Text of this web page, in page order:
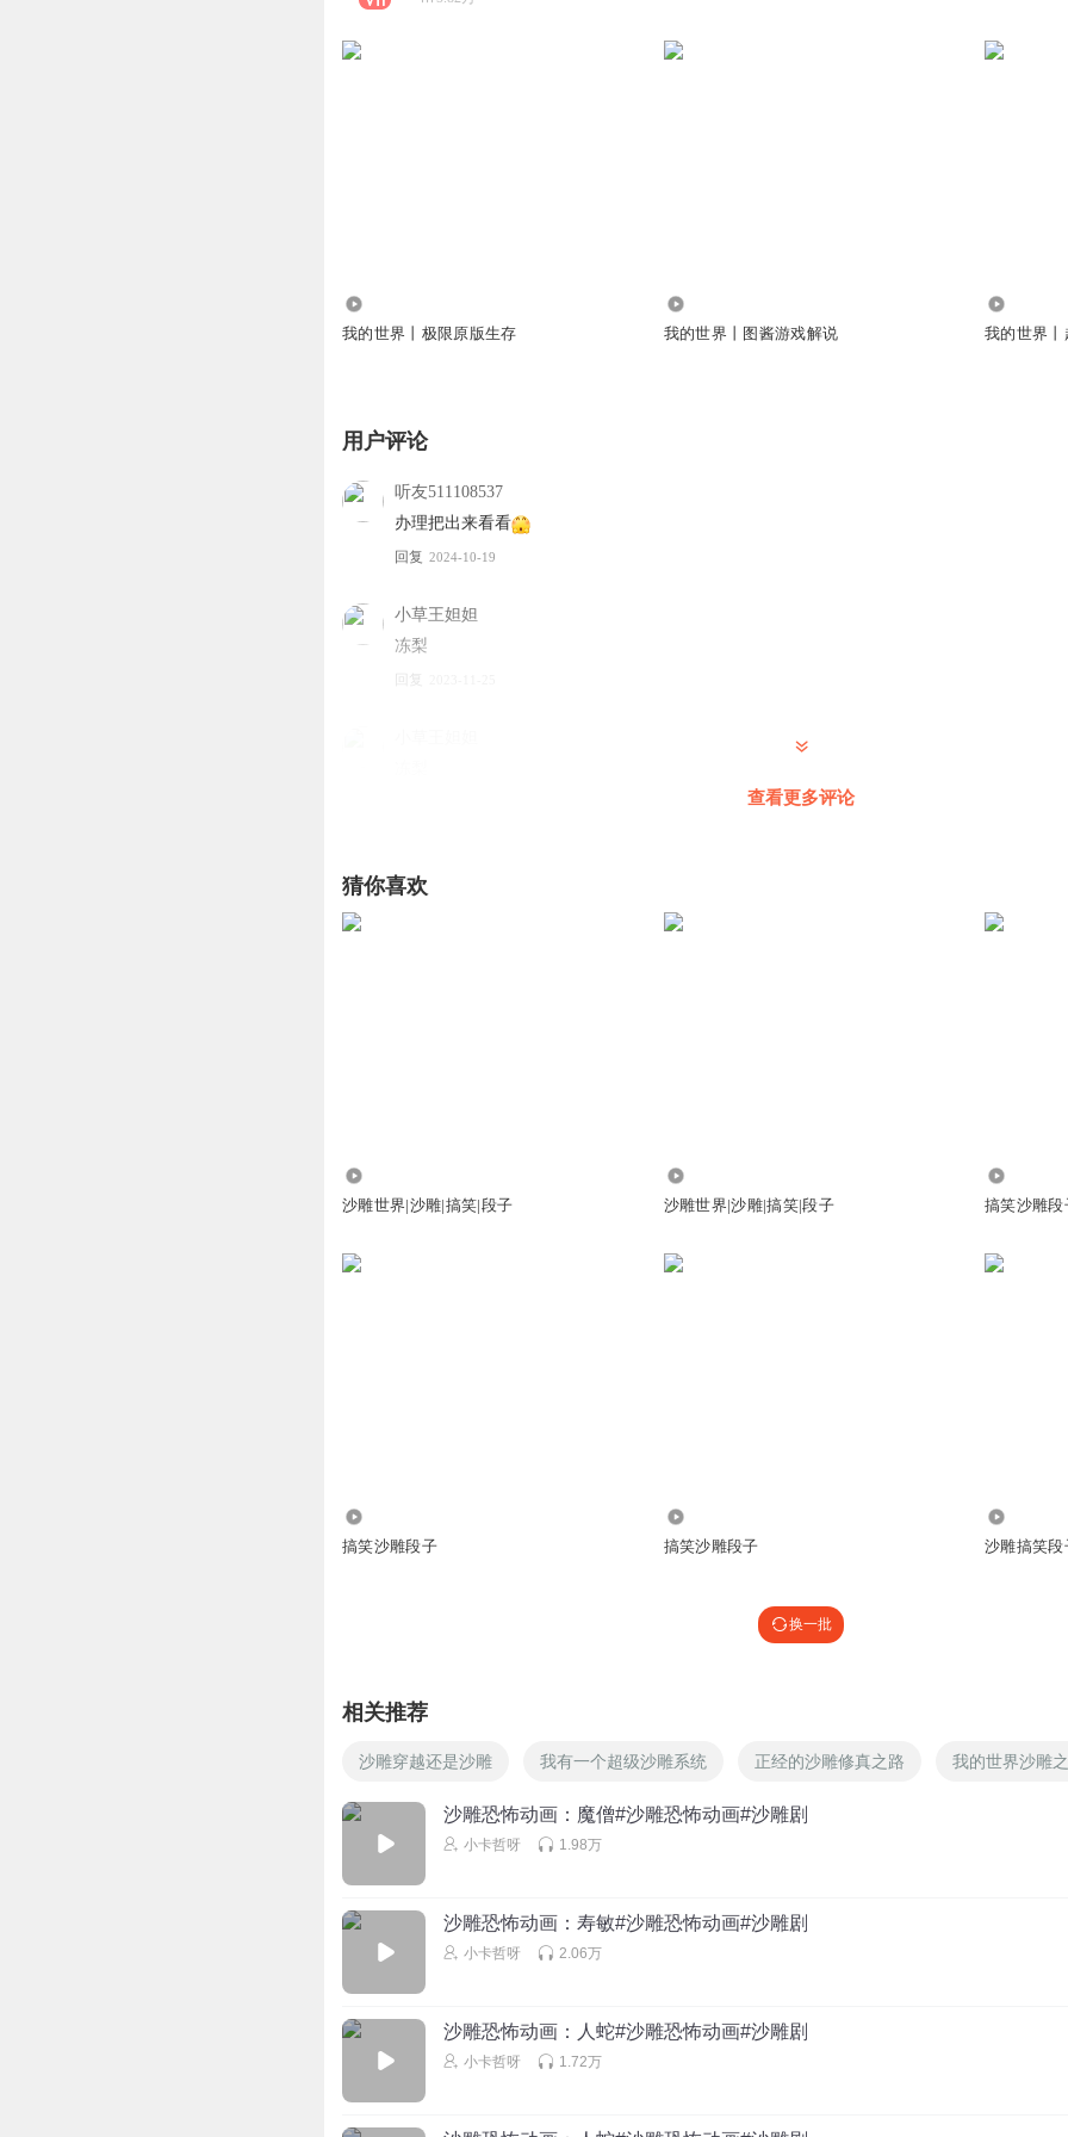
我的世界丨极限原版生存 我的世界丨图酱游戏解说 我的世界
用户评论
听友511108537
办理把出来看看
回复 2024-10-19
小草王妲妲
冻梨
回复
冻梨
查看更多评论
猜你喜欢
沙雕世界|沙雕|搞笑|段子 沙雕世界|沙雕|搞笑|段子 搞笑沙雕段
搞笑沙雕段子 搞笑沙雕段子 沙雕搞笑段
换一批
相关推荐
沙雕穿越还是沙雕 我有一个超级沙雕系统 正经的沙雕修真之路 我的世界沙雕
沙雕恐怖动画：魔僧#沙雕恐怖动画#沙雕剧
小卡哲呀 1.98万
沙雕恐怖动画：寿敏#沙雕恐怖动画#沙雕剧
小卡哲呀 2.06万
沙雕恐怖动画：人蛇#沙雕恐怖动画#沙雕剧
小卡哲呀 1.72万